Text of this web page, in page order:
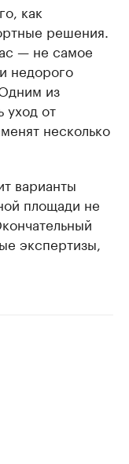
Страховые
Посмотрите в
как
решения.
— не самое
недорого
из
уход от
несколько
варианты
площади не
экспертизы,